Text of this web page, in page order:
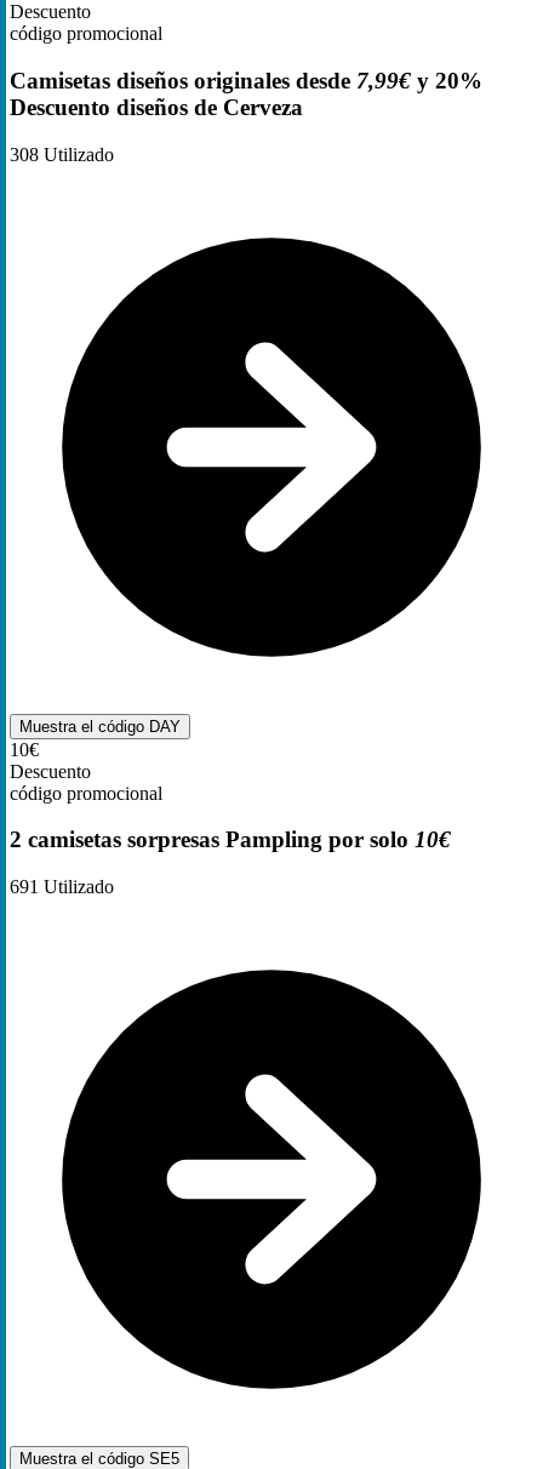
Descuento
código promocional
Camisetas diseños originales desde 7,99€ y 20%
Descuento diseños de Cerveza
308 Utilizado
Muestra el código DAY
10€
Descuento
código promocional
2 camisetas sorpresas Pampling por solo 10€
691 Utilizado
Muestra el código SE5